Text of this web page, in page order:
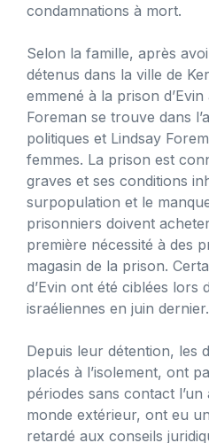
condamnations à mort.
Selon la famille, après
détenus dans la ville de
emmené à la prison
Foreman se trouve dans
politiques et Lindsay
femmes. La prison est
graves et ses conditions
surpopulation et le
prisonniers doivent
première nécessité à des
magasin de la prison.
d’Evin ont été ciblées lors
israéliennes en juin dernier.
Depuis leur détention, les
placés à l’isolement, ont
périodes sans contact l’un
monde extérieur, ont eu
retardé aux conseils